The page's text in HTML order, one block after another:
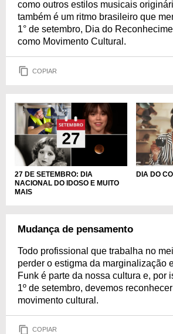
como outros estilos musicais
também é um ritmo brasileiro que
1° de setembro, Dia do
como Movimento Cultural.
COPIAR
27 DE SETEMBRO: DIA
NACIONAL DO IDOSO E MUITO
MAIS
DIA DO
Mudança de pensamento
Todo profissional que trabalha no
perder o estigma da marginalização
Funk é parte da nossa cultura e, por
1º de setembro, devemos
movimento cultural.
COPIAR